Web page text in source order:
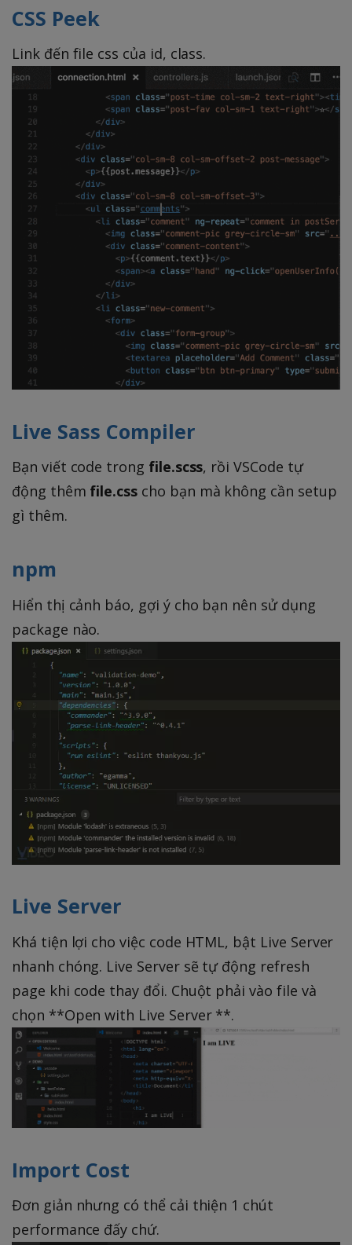
CSS Peek
Link đến file css của id, class.
Live Sass Compiler
Bạn viết code trong file.scss, rồi VSCode tự
động thêm file.css cho bạn mà không cần setup
gì thêm.
npm
Hiển thị cảnh báo, gợi ý cho bạn nên sử dụng
package nào.
Live Server
Khá tiện lợi cho việc code HTML, bật Live Server
nhanh chóng. Live Server sẽ tự động refresh
page khi code thay đổi. Chuột phải vào file và
chọn **Open with Live Server **.
Import Cost
Đơn giản nhưng có thể cải thiện 1 chút
performance đấy chứ.